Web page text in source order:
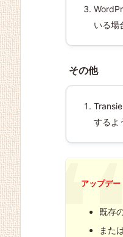
いる場
その他
するよ
アップデー
既存
また